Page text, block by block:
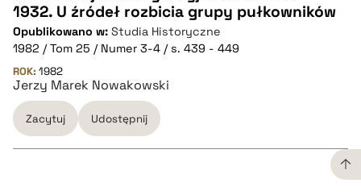
CZYSTY TEKST
pobierz cytat
BIBTEX
1932. U źródeł rozbicia grupy pułkowników
Opublikowano w: Studia Historyczne
1982 / Tom 25 / Numer 3-4 / s. 439 - 449
ROK: 1982
Jerzy Marek Nowakowski
Zacytuj Udostępnij